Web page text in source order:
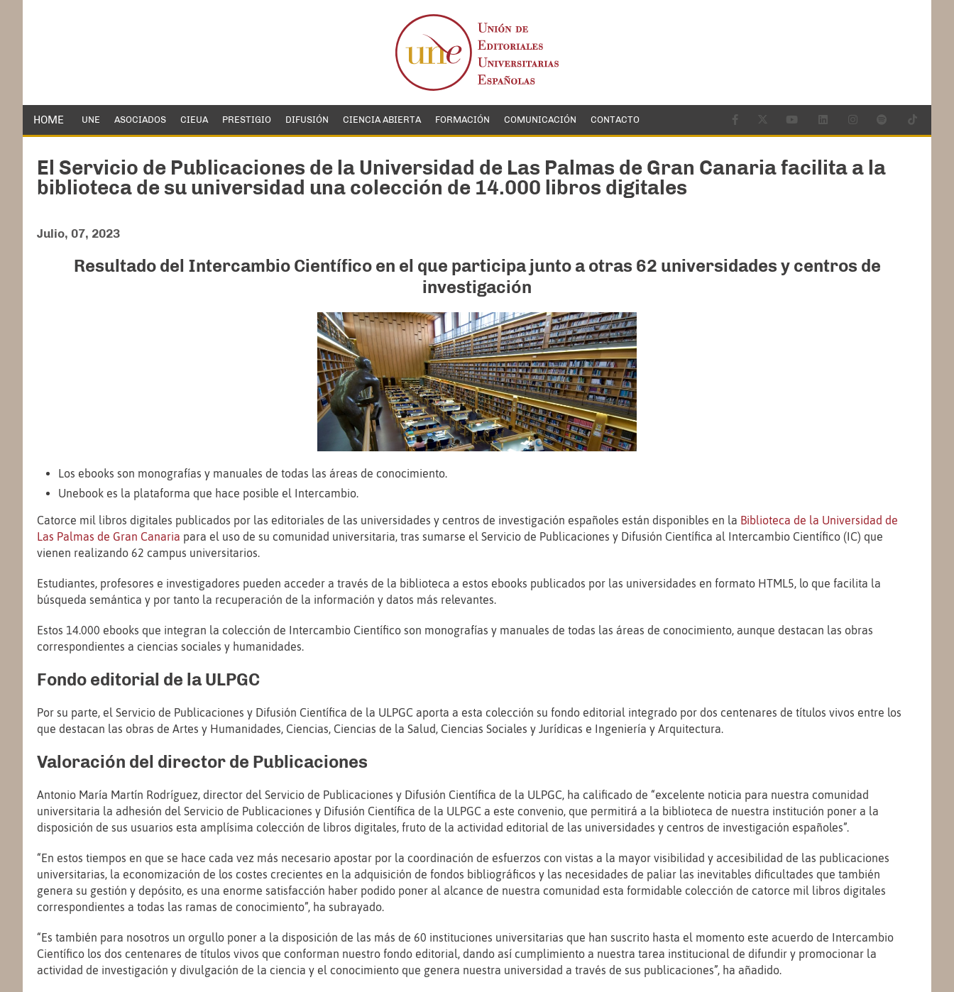
HOME UNE ASOCIADOS CIEUA PRESTIGIO DIFUSIÓN CIENCIA ABIERTA FORMACIÓN COMUNICACIÓN CONTACTO
El Servicio de Publicaciones de la Universidad de Las Palmas de Gran Canaria facilita a la
biblioteca de su universidad una colección de 14.000 libros digitales
Julio, 07, 2023
Resultado del Intercambio Científico en el que participa junto a otras 62 universidades y centros de
investigación
Los ebooks son monografías y manuales de todas las áreas de conocimiento.
Unebook es la plataforma que hace posible el Intercambio.
Catorce mil libros digitales publicados por las editoriales de las universidades y centros de investigación españoles están disponibles en la Biblioteca de la Universidad de
Las Palmas de Gran Canaria para el uso de su comunidad universitaria, tras sumarse el Servicio de Publicaciones y Difusión Científica al Intercambio Científico (IC) que
vienen realizando 62 campus universitarios.
Estudiantes, profesores e investigadores pueden acceder a través de la biblioteca a estos ebooks publicados por las universidades en formato HTML5, lo que facilita la
búsqueda semántica y por tanto la recuperación de la información y datos más relevantes.
Estos 14.000 ebooks que integran la colección de Intercambio Científico son monografías y manuales de todas las áreas de conocimiento, aunque destacan las obras
correspondientes a ciencias sociales y humanidades.
Fondo editorial de la ULPGC
Por su parte, el Servicio de Publicaciones y Difusión Científica de la ULPGC aporta a esta colección su fondo editorial integrado por dos centenares de títulos vivos entre los
que destacan las obras de Artes y Humanidades, Ciencias, Ciencias de la Salud, Ciencias Sociales y Jurídicas e Ingeniería y Arquitectura.
Valoración del director de Publicaciones
Antonio María Martín Rodríguez, director del Servicio de Publicaciones y Difusión Científica de la ULPGC, ha calificado de “excelente noticia para nuestra comunidad
universitaria la adhesión del Servicio de Publicaciones y Difusión Científica de la ULPGC a este convenio, que permitirá a la biblioteca de nuestra institución poner a la
disposición de sus usuarios esta amplísima colección de libros digitales, fruto de la actividad editorial de las universidades y centros de investigación españoles”.
“En estos tiempos en que se hace cada vez más necesario apostar por la coordinación de esfuerzos con vistas a la mayor visibilidad y accesibilidad de las publicaciones
universitarias, la economización de los costes crecientes en la adquisición de fondos bibliográficos y las necesidades de paliar las inevitables dificultades que también
genera su gestión y depósito, es una enorme satisfacción haber podido poner al alcance de nuestra comunidad esta formidable colección de catorce mil libros digitales
correspondientes a todas las ramas de conocimiento”, ha subrayado.
“Es también para nosotros un orgullo poner a la disposición de las más de 60 instituciones universitarias que han suscrito hasta el momento este acuerdo de Intercambio
Científico los dos centenares de títulos vivos que conforman nuestro fondo editorial, dando así cumplimiento a nuestra tarea institucional de difundir y promocionar la
actividad de investigación y divulgación de la ciencia y el conocimiento que genera nuestra universidad a través de sus publicaciones”, ha añadido.